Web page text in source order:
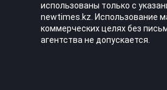
использованы только с
newtimes.kz. Использование
коммерческих целях без
агентства не допускается.